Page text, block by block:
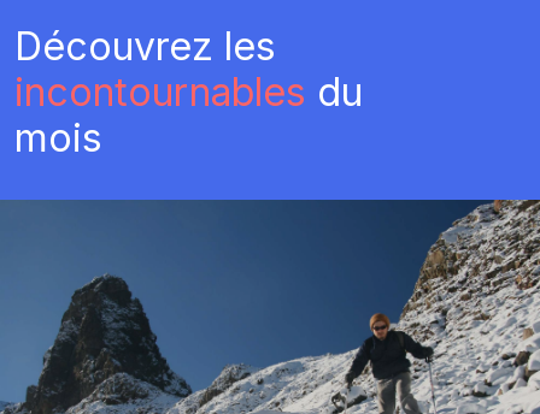
Découvrez les
incontournables du
mois